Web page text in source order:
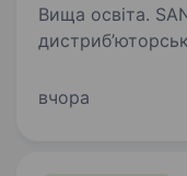
Вища освіта. SANDI+ — одна з найбільших
років ми
вчора